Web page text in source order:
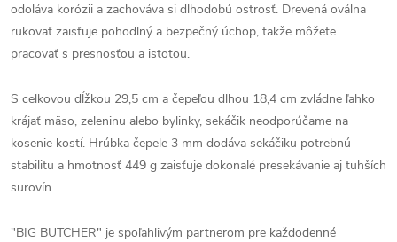
odoláva korózii a zachováva si dlhodobú ostrosť. Drevená oválna
rukoväť zaisťuje pohodlný a bezpečný úchop, takže môžete
pracovať s presnosťou a istotou.
S celkovou dĺžkou 29,5 cm a čepeľou dlhou 18,4 cm zvládne ľahko
krájať mäso, zeleninu alebo bylinky, sekáčik neodporúčame na
kosenie kostí. Hrúbka čepele 3 mm dodáva sekáčiku potrebnú
stabilitu a hmotnosť 449 g zaisťuje dokonalé presekávanie aj tuhších
surovín.
"BIG BUTCHER" je spoľahlivým partnerom pre každodenné